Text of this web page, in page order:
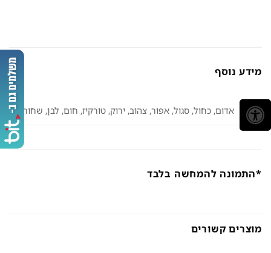
מידע נוסף
צבע אדום, כחול, סגול, אפור, צהוב, ירוק, טורקיז, חום, לבן, שחור
*התמונה להמחשה בלבד
מוצרים קשורים